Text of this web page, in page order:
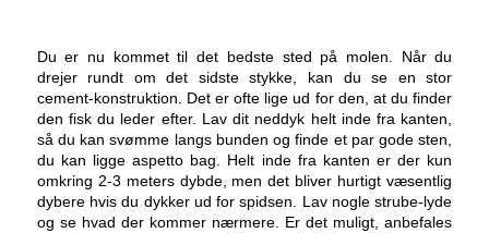
Du er nu kommet til det bedste sted på molen. Når du
drejer rundt om det sidste stykke, kan du se en stor
cement-konstruktion. Det er ofte lige ud for den, at du finder
den fisk du leder efter. Lav dit neddyk helt inde fra kanten,
så du kan svømme langs bunden og finde et par gode sten,
du kan ligge aspetto bag. Helt inde fra kanten er der kun
omkring 2-3 meters dybde, men det bliver hurtigt væsentlig
dybere hvis du dykker ud for spidsen. Lav nogle strube-lyde
og se hvad der kommer nærmere. Er det muligt, anbefales